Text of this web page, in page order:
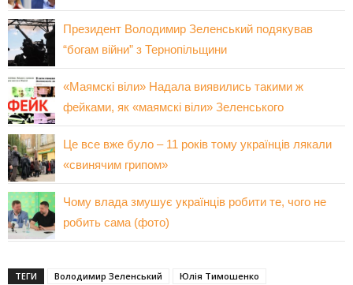
Президент Володимир Зеленський подякував
“богам війни” з Тернопільщини
«Маямскі віли» Надала виявились такими ж
фейками, як «маямскі віли» Зеленського
Це все вже було – 11 років тому українців лякали
«свинячим грипом»
Чому влада змушує українців робити те, чого не
робить сама (фото)
ТЕГИ Володимир Зеленський Юлія Тимошенко